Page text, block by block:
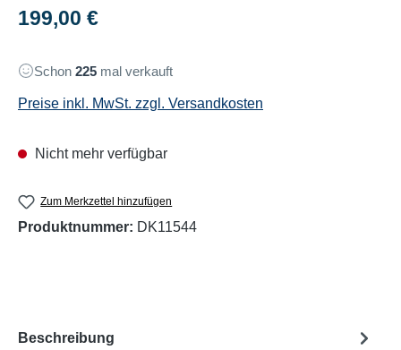
Regulärer Preis:
199,00 €
Schon 225 mal verkauft
Preise inkl. MwSt. zzgl. Versandkosten
Nicht mehr verfügbar
Zum Merkzettel hinzufügen
Produktnummer: DK11544
Beschreibung